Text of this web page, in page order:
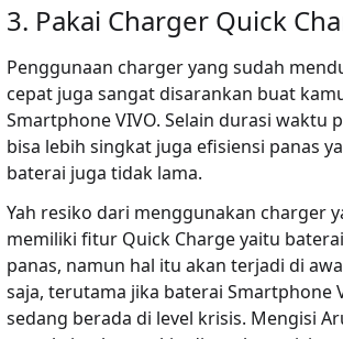
3. Pakai Charger Quick
Penggunaan charger yang sudah
cepat juga sangat disarankan buat
Smartphone VIVO. Selain durasi waktu
bisa lebih singkat juga efisiensi panas
baterai juga tidak lama.
Yah resiko dari menggunakan charger
memiliki fitur Quick Charge yaitu
panas, namun hal itu akan terjadi di
saja, terutama jika baterai Smartphone
sedang berada di level krisis. Mengisi